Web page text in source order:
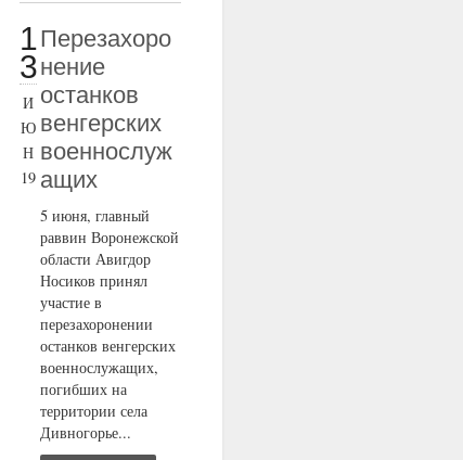
1
3
И
Ю
Н
19
Перезахоро
нение
останков
венгерских
военнослуж
ащих
5 июня, главный
раввин Воронежской
области Авигдор
Носиков принял
участие в
перезахоронении
останков венгерских
военнослужащих,
погибших на
территории села
Дивногорье...